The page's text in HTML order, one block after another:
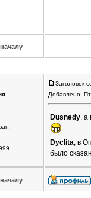
Заголовок
Добавлено:
Dusnedy, а
Dyclita, в
было